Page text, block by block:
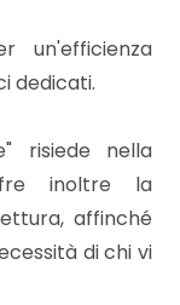
un'efficienza
dedicati.
risiede nella
inoltre la
affinché
di chi vi